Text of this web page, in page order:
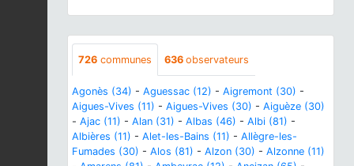
726 communes 636 observateurs
Agonès (34) - Aguessac (12) - Aigremont (30) -
Aigues-Vives (11) - Aigues-Vives (30) - Aiguèze (30)
- Ajac (11) - Alan (31) - Albas (46) - Albi (81) -
Albières (11) - Alet-les-Bains (11) - Allègre-les-
Fumades (30) - Alos (81) - Alzon (30) - Alzonne (11)